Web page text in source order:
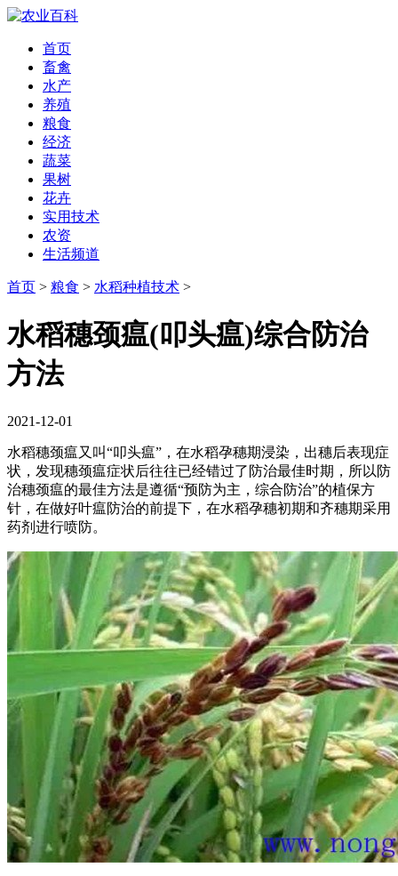
首页
畜禽
水产
养殖
粮食
经济
蔬菜
果树
花卉
实用技术
农资
生活频道
首页 > 粮食 > 水稻种植技术 >
水稻穗颈瘟(叩头瘟)综合防治
方法
2021-12-01
水稻穗颈瘟又叫“叩头瘟”，在水稻孕穗期浸染，出穗后表现症
状，发现穗颈瘟症状后往往已经错过了防治最佳时期，所以防
治穗颈瘟的最佳方法是遵循“预防为主，综合防治”的植保方
针，在做好叶瘟防治的前提下，在水稻孕穗初期和齐穗期采用
药剂进行喷防。